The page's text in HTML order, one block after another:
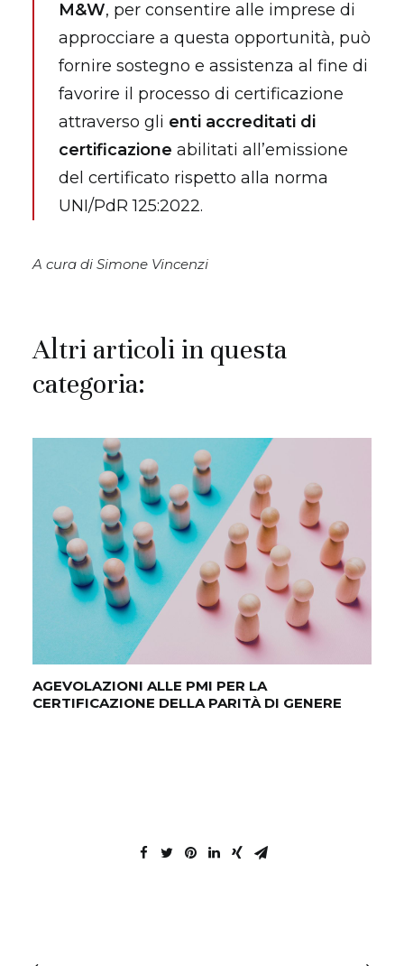
M&W, per consentire alle imprese di
approcciare a questa opportunità, può
fornire sostegno e assistenza al fine di
favorire il processo di certificazione
attraverso gli enti accreditati di
certificazione abilitati all’emissione
del certificato rispetto alla norma
UNI/PdR 125:2022.
A cura di Simone Vincenzi
Altri articoli in questa
categoria:
AGEVOLAZIONI ALLE PMI PER LA
CERTIFICAZIONE DELLA PARITÀ DI GENERE